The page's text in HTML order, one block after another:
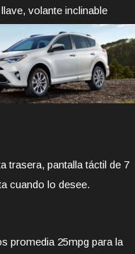
volante inclinable
trasera, pantalla táctil de 7
cuando lo desee.
promedia 25mpg para la